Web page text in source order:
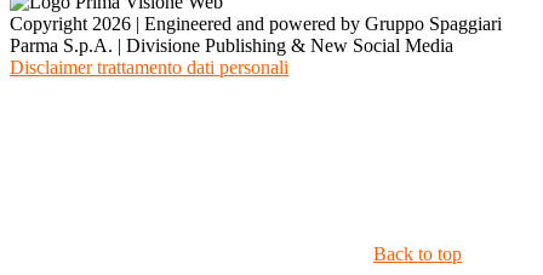
Copyright 2026 | Engineered and powered by Gruppo Spaggiari
Parma S.p.A. | Divisione Publishing & New Social Media
Disclaimer trattamento dati personali
Back to top